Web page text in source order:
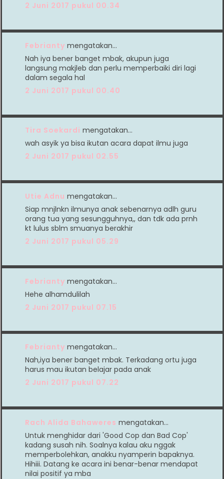
2 Juni 2017 pukul 00.34
Febrianty mengatakan…
Nah iya bener banget mbak, akupun juga
langsung makjleb dan perlu memperbaiki diri lagi
dalam segala hal
2 Juni 2017 pukul 00.40
Tira Soekardi mengatakan…
wah asyik ya bisa ikutan acara dapat ilmu juga
2 Juni 2017 pukul 02.55
Utie Adnu mengatakan…
Siap mnjlnkn ilmunya anak sebenarnya adlh guru
orang tua yang sesungguhnya,, dan tdk ada prnh
kt lulus sblm smuanya berakhir
2 Juni 2017 pukul 05.29
Febrianty mengatakan…
Hehe alhamdulilah
2 Juni 2017 pukul 07.15
Febrianty mengatakan…
Nah,iya bener banget mbak. Terkadang ortu juga
harus mau ikutan belajar pada anak
2 Juni 2017 pukul 07.22
Rach Alida Bahaweres mengatakan…
Untuk menghidar dari 'Good Cop dan Bad Cop'
kadang susah nih. Soalnya kalau aku nggak
memperbolehkan, anakku nyamperin bapaknya.
Hihiii. Datang ke acara ini benar-benar mendapat
nilai positif ya mba